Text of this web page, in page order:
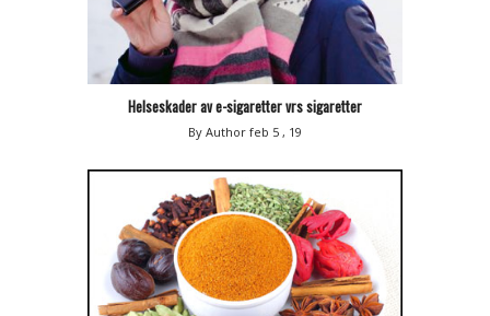
Helseskader av e-sigaretter vrs sigaretter
By Author feb 5 , 19